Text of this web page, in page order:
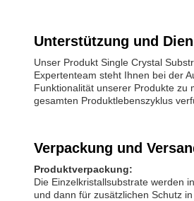
Unterstützung und
Unser Produkt Single Crystal
Expertenteam steht Ihnen bei der
Funktionalität unserer Produkte zu
gesamten Produktlebenszyklus
Verpackung und
Produktverpackung:
Die Einzelkristallsubstrate werden
und dann für zusätzlichen Schutz